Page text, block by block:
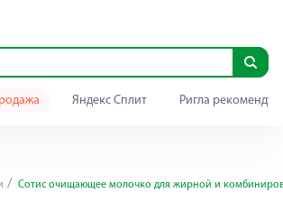
Яндекс Сплит Ригла
Сотис очищающее молочко для жирной и